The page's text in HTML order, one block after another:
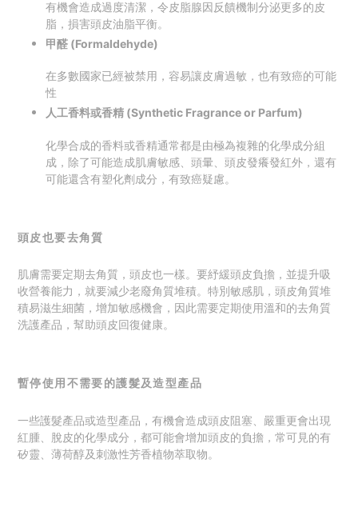
有機會造成過度清潔，令皮脂腺因反饋機制分泌更多的皮
脂，損害頭皮油脂平衡。
甲醛 (Formaldehyde)
在多數國家已經被禁用，容易讓皮膚過敏，也有致癌的可能
性
人工香料或香精 (Synthetic Fragrance or Parfum)
化學合成的香料或香精通常都是由極為複雜的化學成分組
成，除了可能造成肌膚敏感、頭暈、頭皮發癢發紅外，還有
可能還含有塑化劑成分，有致癌疑慮。
頭皮也要去角質
肌膚需要定期去角質，頭皮也一樣。要紓緩頭皮負擔，並提升吸
收營養能力，就要減少老廢角質堆積。特別敏感肌，頭皮角質堆
積易滋生細菌，增加敏感機會，因此需要定期使用溫和的去角質
洗護產品，幫助頭皮回復健康。
暫停使用不需要的護髮及造型產品
一些護髮產品或造型產品，有機會造成頭皮阻塞、嚴重更會出現
紅腫、脫皮的化學成分， 都可能會增加頭皮的負擔，常可見的有
矽靈、薄荷醇及刺激性芳香植物萃取物。